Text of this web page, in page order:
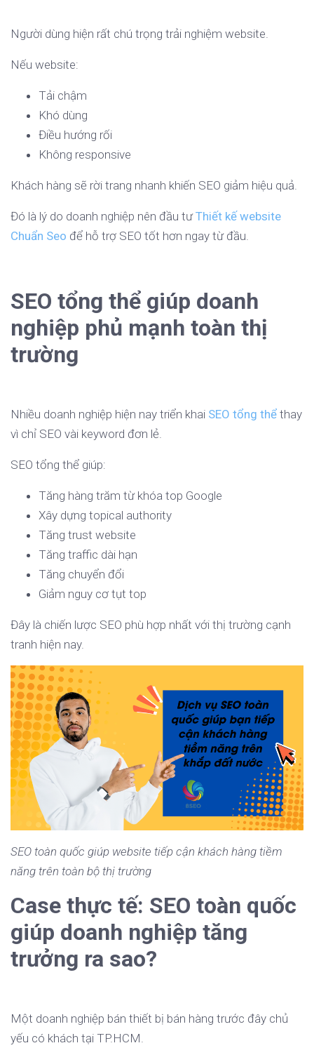
Người dùng hiện rất chú trọng trải nghiệm website.
Nếu website:
Tải chậm
Khó dùng
Điều hướng rối
Không responsive
Khách hàng sẽ rời trang nhanh khiến SEO giảm hiệu quả.
Đó là lý do doanh nghiệp nên đầu tưThiết kế website
Chuẩn Seo để hỗ trợ SEO tốt hơn ngay từ đầu.
SEO tổng thể giúp doanh
nghiệp phủ mạnh toàn thị
trường
Nhiều doanh nghiệp hiện nay triển khai SEO tổng thể thay
vì chỉ SEO vài keyword đơn lẻ.
SEO tổng thể giúp:
Tăng hàng trăm từ khóa top Google
Xây dựng topical authority
Tăng trust website
Tăng traffic dài hạn
Tăng chuyển đổi
Giảm nguy cơ tụt top
Đây là chiến lược SEO phù hợp nhất với thị trường cạnh
tranh hiện nay.
SEO toàn quốc giúp website tiếp cận khách hàng tiềm
năng trên toàn bộ thị trường
Case thực tế: SEO toàn quốc
giúp doanh nghiệp tăng
trưởng ra sao?
Một doanh nghiệp bán thiết bị bán hàng trước đây chủ
yếu có khách tại TP.HCM.